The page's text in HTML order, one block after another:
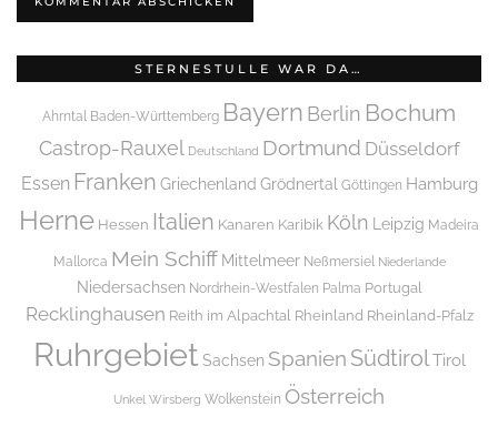
STERNESTULLE WAR DA…
Ahrntal Baden-Württemberg Bayern Berlin Bochum
Castrop-Rauxel Deutschland Dortmund Düsseldorf
Essen Franken Griechenland Grödnertal Göttingen Hamburg
Herne Hessen Italien Kanaren Karibik Köln Leipzig Madeira
Mallorca Mein Schiff Mittelmeer Neßmersiel Niederlande
Niedersachsen Nordrhein-Westfalen Palma Portugal
Recklinghausen Reith im Alpachtal Rheinland Rheinland-Pfalz
Ruhrgebiet Sachsen Spanien SüdtirolTirol
Unkel Wirsberg Wolkenstein Österreich